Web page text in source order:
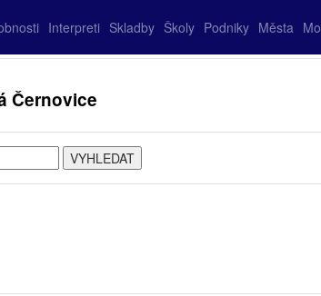
Interpreti Skladby Školy Podniky Města
Černovice